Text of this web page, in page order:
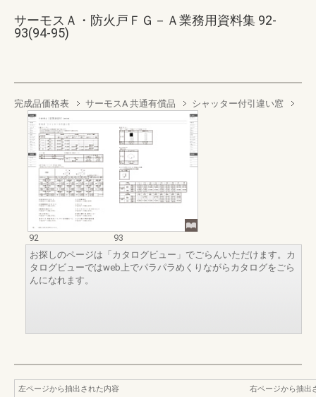
サーモスＡ・防火戸ＦＧ－Ａ業務用資料集 92-
93(94-95)
完成品価格表 サーモスA 共通有償品 シャッター付引違い窓
92
93
お探しのページは「カタログビュー」でごらんいただけます。カ
タログビューではweb上でパラパラめくりながらカタログをごら
んになれます。
左ページから抽出された内容
右ページから抽出